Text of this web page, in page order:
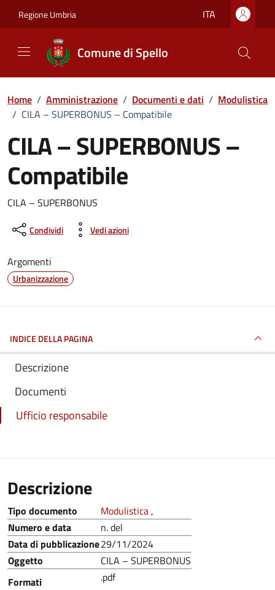
Regione Umbria ITA
Comune di Spello
Home / Amministrazione / Documenti e dati / Modulistica
/ CILA – SUPERBONUS – Compatibile
CILA – SUPERBONUS –
Compatibile
Dettagli del documento
CILA – SUPERBONUS
Condividi Vedi azioni
Argomenti
Urbanizzazione
INDICE DELLA PAGINA
Descrizione
Documenti
Ufficio responsabile
Descrizione
Tipo documento Modulistica,
Numero e data
n. del
Data di pubblicazione29/11/2024
Oggetto
CILA – SUPERBONUS
Formati
.pdf